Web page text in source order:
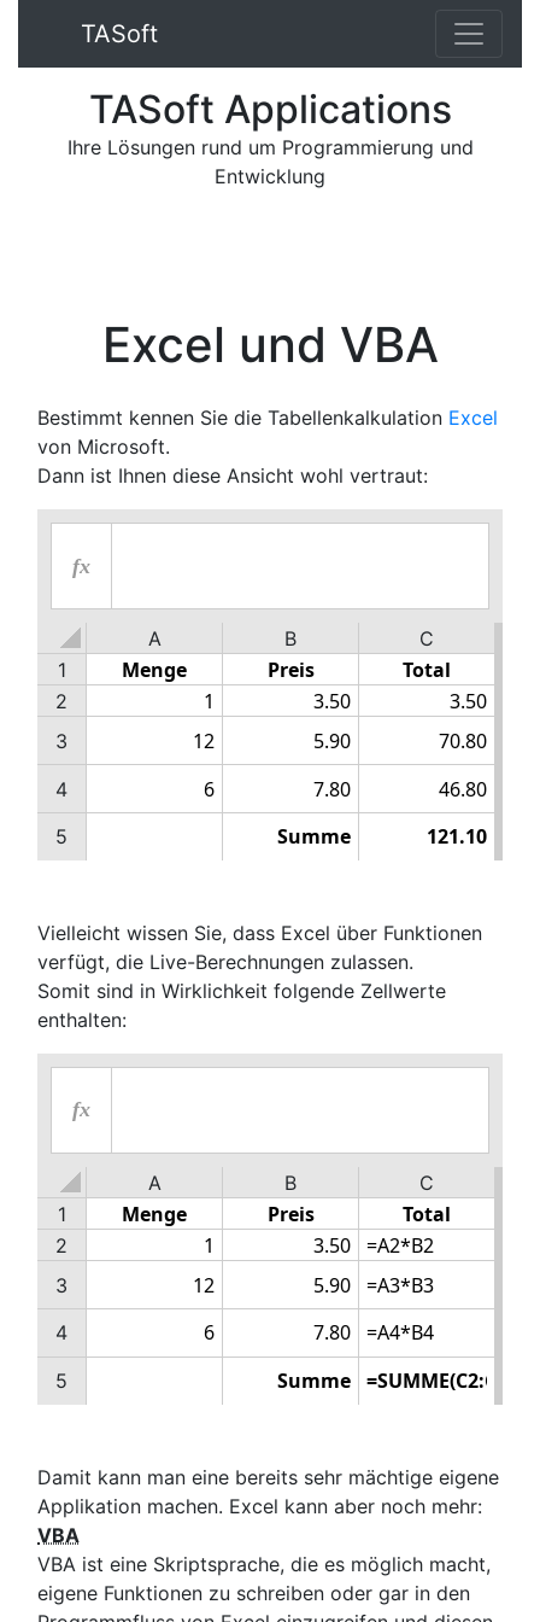
TASoft
TASoft Applications
Ihre Lösungen rund um Programmierung und
Entwicklung
Excel und VBA
Bestimmt kennen Sie die Tabellenkalkulation Excel
von Microsoft.
Dann ist Ihnen diese Ansicht wohl vertraut:
fx
A B
C
1
2
3
4
5
Vielleicht wissen Sie, dass Excel über Funktionen
verfügt, die Live-Berechnungen zulassen.
Somit sind in Wirklichkeit folgende Zellwerte
enthalten:
fx
A B
C
1
2
3
4
5
Damit kann man eine bereits sehr mächtige eigene
Applikation machen. Excel kann aber noch mehr:
VBA
VBA ist eine Skriptsprache, die es möglich macht,
eigene Funktionen zu schreiben oder gar in den